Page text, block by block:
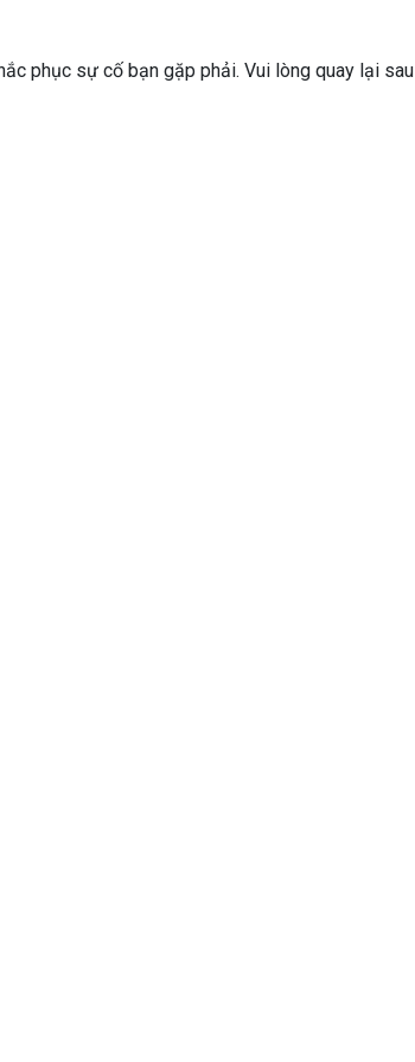
phục sự cố bạn gặp phải. Vui lòng quay lại sau